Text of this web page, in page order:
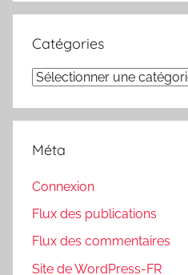
Catégories
Catégories
Méta
Connexion
Flux des publications
Flux des commentaires
Site de WordPress-FR